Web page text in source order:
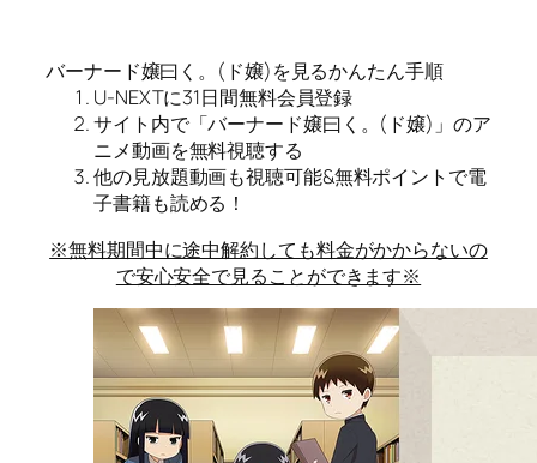
バーナード嬢曰く。(ド嬢)を見るかんたん手順
U-NEXTに31日間無料会員登録
サイト内で「バーナード嬢曰く。(ド嬢)」のア
ニメ動画を無料視聴する
他の見放題動画も視聴可能&無料ポイントで電
子書籍も読める！
※無料期間中に途中解約しても料金がかからないの
で安心安全で見ることができます※